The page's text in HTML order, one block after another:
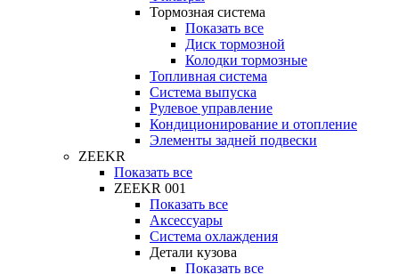
Тормозная система
Показать все
Диск тормозной
Колодки тормозные
Топливная система
Система выпуска
Рулевое управление
Кондиционирование и отопление
Элементы задней подвески
ZEEKR
Показать все
ZEEKR 001
Показать все
Аксессуары
Система охлаждения
Детали кузова
Показать все